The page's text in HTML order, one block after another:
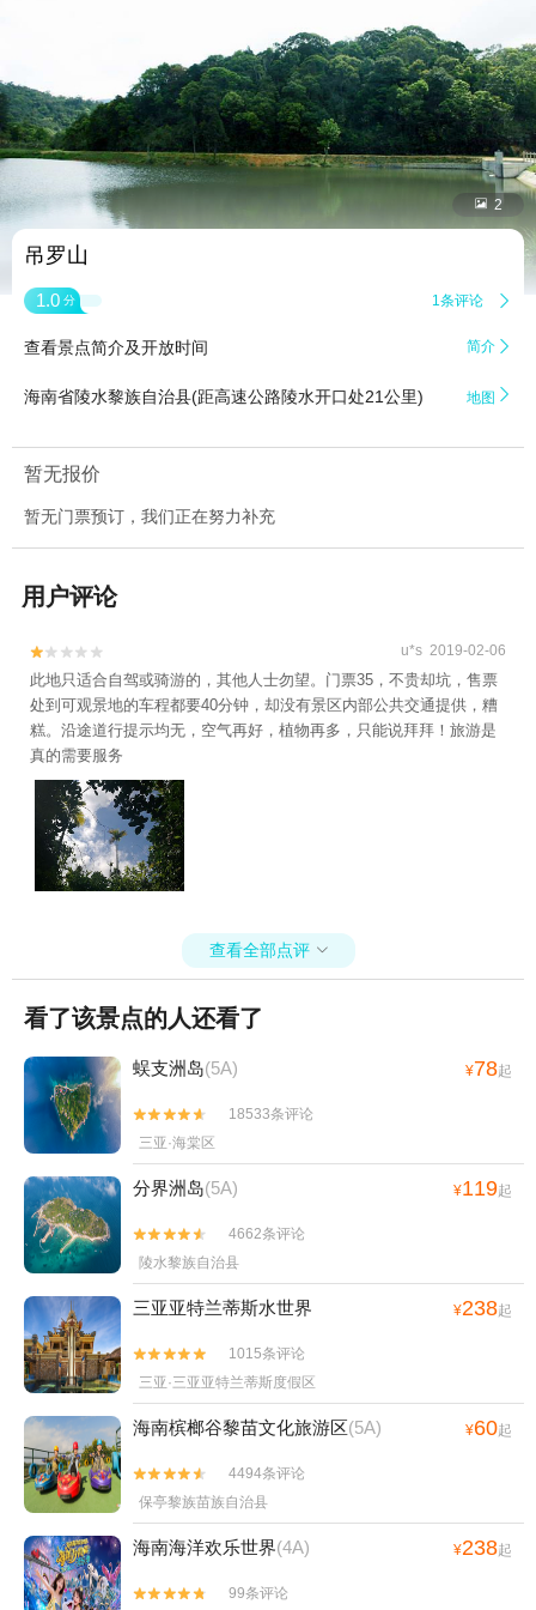
 2
吊罗山
1.0 分 1条评论 
查看景点简介及开放时间 简介 
海南省陵水黎族自治县(距高速公路陵水开口处21公里) 地图 
暂无报价
暂无门票预订，我们正在努力补充
用户评论

 u*s 2019-02-06
此地只适合自驾或骑游的，其他人士勿望。门票35，不贵却坑，售票
处到可观景地的车程都要40分钟，却没有景区内部公共交通提供，糟
糕。沿途道行提示均无，空气再好，植物再多，只能说拜拜！旅游是
真的需要服务
查看全部点评 
看了该景点的人还看了
蜈支洲岛(5A) ¥78起


18533条评论
三亚·海棠区
分界洲岛(5A) ¥119起


4662条评论
陵水黎族自治县
三亚亚特兰蒂斯水世界 ¥238起


1015条评论
三亚·三亚亚特兰蒂斯度假区
海南槟榔谷黎苗文化旅游区(5A) ¥60起


4494条评论
保亭黎族苗族自治县
海南海洋欢乐世界(4A) ¥238起

 99条评论